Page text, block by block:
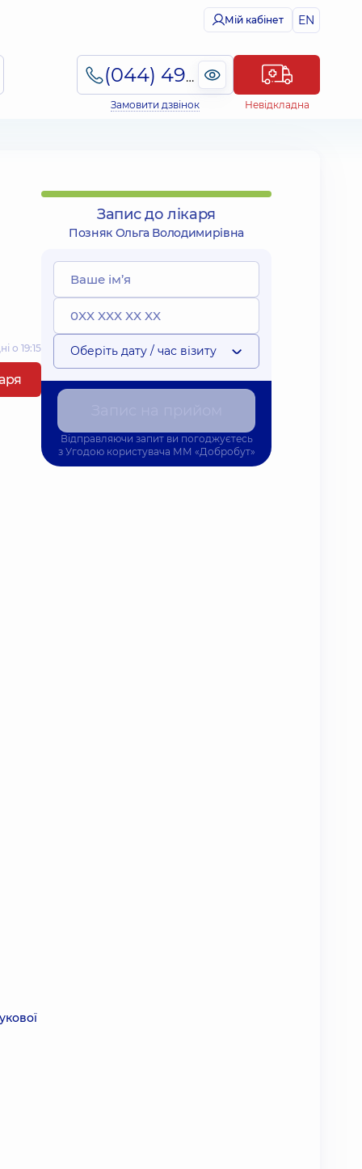
Мій кабінет EN
(044) 495-2-888
Замовити дзвінок Невідкладна
о 19:15
Запис до лікаря
Позняк Ольга Володимирівна
Оберіть дату / час візиту
Відправляючи запит ви погоджуєтесь
з Угодою користувача ММ «Добробут»